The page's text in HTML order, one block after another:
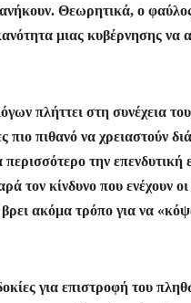
Θεωρητικά, ο
μιας κυβέρνησης
πλήττει στη συνέχεια
πιο πιθανό να χρειαστούν
την
τον κίνδυνο που ενέχουν
ακόμα τρόπο για να
για επιστροφή του